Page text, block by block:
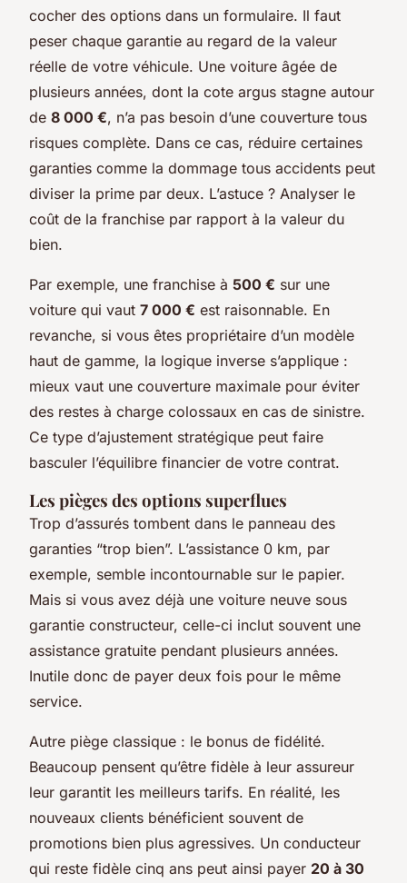
cocher des options dans un formulaire. Il faut
peser chaque garantie au regard de la valeur
réelle de votre véhicule. Une voiture âgée de
plusieurs années, dont la cote argus stagne autour
de 8 000 €, n’a pas besoin d’une couverture tous
risques complète. Dans ce cas, réduire certaines
garanties comme la dommage tous accidents peut
diviser la prime par deux. L’astuce ? Analyser le
coût de la franchise par rapport à la valeur du
bien.
Par exemple, une franchise à 500 € sur une
voiture qui vaut 7 000 € est raisonnable. En
revanche, si vous êtes propriétaire d’un modèle
haut de gamme, la logique inverse s’applique :
mieux vaut une couverture maximale pour éviter
des restes à charge colossaux en cas de sinistre.
Ce type d’ajustement stratégique peut faire
basculer l’équilibre financier de votre contrat.
Les pièges des options superflues
Trop d’assurés tombent dans le panneau des
garanties “trop bien”. L’assistance 0 km, par
exemple, semble incontournable sur le papier.
Mais si vous avez déjà une voiture neuve sous
garantie constructeur, celle-ci inclut souvent une
assistance gratuite pendant plusieurs années.
Inutile donc de payer deux fois pour le même
service.
Autre piège classique : le bonus de fidélité.
Beaucoup pensent qu’être fidèle à leur assureur
leur garantit les meilleurs tarifs. En réalité, les
nouveaux clients bénéficient souvent de
promotions bien plus agressives. Un conducteur
qui reste fidèle cinq ans peut ainsi payer 20 à 30